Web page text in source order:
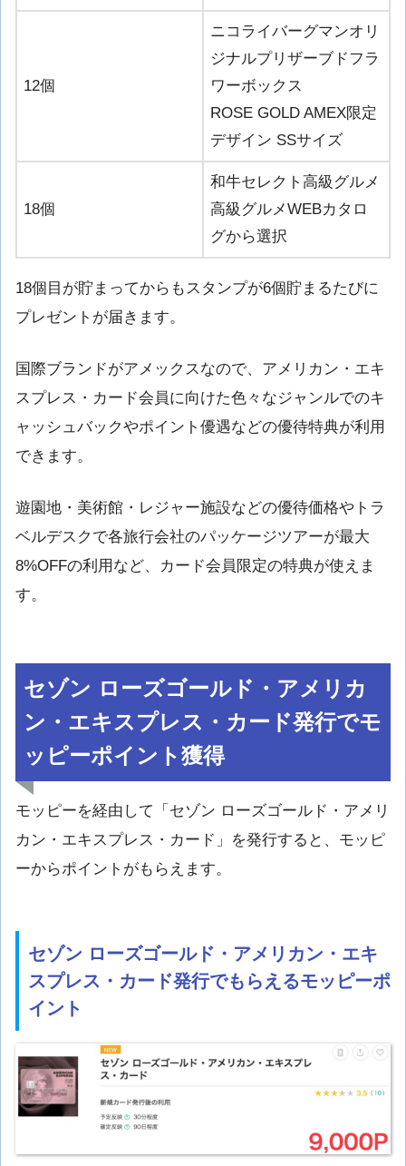
12個
ニコライバーグマンオリ
ジナルプリザーブドフラ
ワーボックス
ROSE GOLD AMEX限定
デザイン SSサイズ
18個
和牛セレクト高級グルメ
高級グルメWEBカタロ
グから選択
18個目が貯まってからもスタンプが6個貯まるたびに
プレゼントが届きます。
国際ブランドがアメックスなので、アメリカン・エキ
スプレス・カード会員に向けた色々なジャンルでのキ
ャッシュバックやポイント優遇などの優待特典が利用
できます。
遊園地・美術館・レジャー施設などの優待価格やトラ
ベルデスクで各旅行会社のパッケージツアーが最大
8%OFFの利用など、カード会員限定の特典が使えま
す。
セゾン ローズゴールド・アメリカ
ン・エキスプレス・カード発行でモ
ッピーポイント獲得
モッピーを経由して「セゾン ローズゴールド・アメリ
カン・エキスプレス・カード」を発行すると、モッピ
ーからポイントがもらえます。
セゾン ローズゴールド・アメリカン・エキ
スプレス・カード発行でもらえるモッピーポ
イント